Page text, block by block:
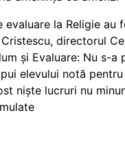
evaluare la Religie au
directorul
și Evaluare: Nu s-a
elevului notă
niște lucruri nu